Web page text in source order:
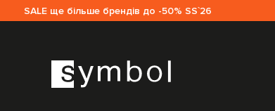
SALE ще більше брендів до -50% SS`26